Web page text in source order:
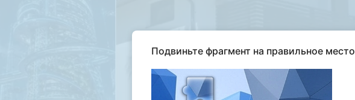
Подвиньте фрагмент на правильное место